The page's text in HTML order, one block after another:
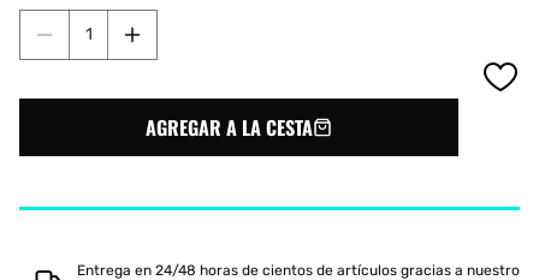
Reducir
cantidad
TEAM
JUNIOR
Aumentar
cantidad
MIZUNO
TEAM
JUNIOR
AGREGAR A LA CESTA
Entrega en 24/48 horas de cientos de artículos gracias a nuestro